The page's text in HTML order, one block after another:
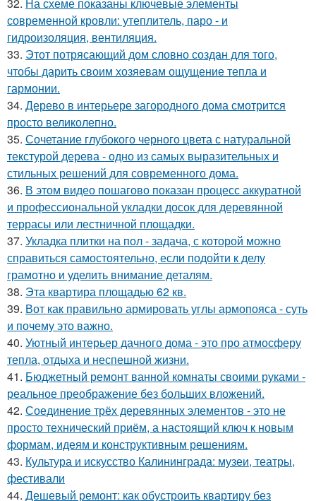
32. На схеме показаны ключевые элементы
современной кровли: утеплитель, паро - и
гидроизоляция, вентиляция.
33. Этот потрясающий дом словно создан для того,
чтобы дарить своим хозяевам ощущение тепла и
гармонии.
34. Дерево в интерьере загородного дома смотрится
просто великолепно.
35. Сочетание глубокого черного цвета с натуральной
текстурой дерева - одно из самых выразительных и
стильных решений для современного дома.
36. В этом видео пошагово показан процесс аккуратной
и профессиональной укладки досок для деревянной
террасы или лестничной площадки.
37. Укладка плитки на пол - задача, с которой можно
справиться самостоятельно, если подойти к делу
грамотно и уделить внимание деталям.
38. Эта квартира площадью 62 кв.
39. Вот как правильно армировать углы армопояса - суть
и почему это важно.
40. Уютный интерьер дачного дома - это про атмосферу
тепла, отдыха и неспешной жизни.
41. Бюджетный ремонт ванной комнаты своими руками -
реальное преображение без больших вложений.
42. Соединение трёх деревянных элементов - это не
просто технический приём, а настоящий ключ к новым
формам, идеям и конструктивным решениям.
43. Культура и искусство Калининграда: музеи, театры,
фестивали
44. Дешевый ремонт: как обустроить квартиру без